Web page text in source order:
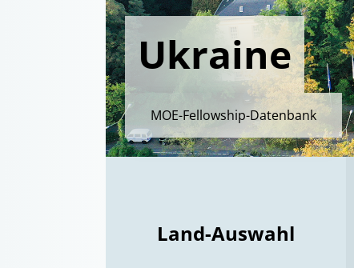
Ukraine
MOE-Fellowship-Datenbank
Land-Auswahl